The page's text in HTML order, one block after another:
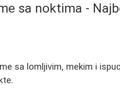
sa noktima -
sa lomljivim, mekim i